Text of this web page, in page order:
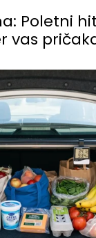
Poletni
vas